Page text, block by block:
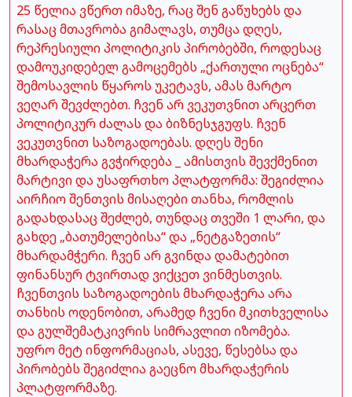
25 წელია ვწერთ იმაზე, რაც შენ გაწუხებს და
რასაც მთავრობა გიმალავს, თუმცა დღეს,
რეპრესიული პოლიტიკის პირობებში, როდესაც
დამოუკიდებელ გამოცემებს „ქართული ოცნება“
შემოსავლის წყაროს უკეტავს, ამას მარტო
ვეღარ შევძლებთ. ჩვენ არ ვეკუთვნით არცერთ
პოლიტიკურ ძალას და ბიზნესჯგუფს. ჩვენ
ვეკუთვნით საზოგადოებას. დღეს შენი
მხარდაჭერა გვჭირდება _ ამისთვის შევქმენით
მარტივი და უსაფრთხო პლატფორმა: შეგიძლია
აირჩიო შენთვის მისაღები თანხა, რომლის
გადახდასაც შეძლებ, თუნდაც თვეში 1 ლარი, და
გახდე „ბათუმელებისა“ და „ნეტგაზეთის“
მხარდამჭერი. ჩვენ არ გვინდა დამატებით
ფინანსურ ტვირთად ვიქცეთ ვინმესთვის.
ჩვენთვის საზოგადოების მხარდაჭერა არა
თანხის ოდენობით, არამედ ჩვენი მკითხველისა
და გულშემატკივრის სიმრავლით იზომება.
უფრო მეტ ინფორმაციას, ასევე, წესებსა და
პირობებს შეგიძლია გაეცნო მხარდაჭერის
პლატფორმაზე.